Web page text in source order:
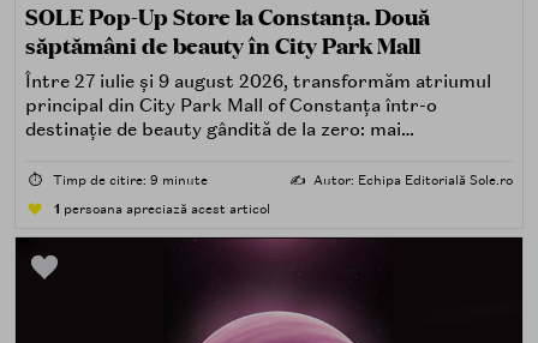
SOLE Pop-Up Store la Constanța. Două
săptămâni de beauty în City Park Mall
Între 27 iulie și 9 august 2026, transformăm atriumul
principal din City Park Mall of Constanța într-o
destinație de beauty gândită de la zero: mai
care îți place, de fapt, să descoperi produse — testând,
atingând, comparând, întrebând.
⏱️ Timp de citire: 9 minute ✍️ Autor: Echipa Editorială Sole.ro
1 persoana apreciază acest articol